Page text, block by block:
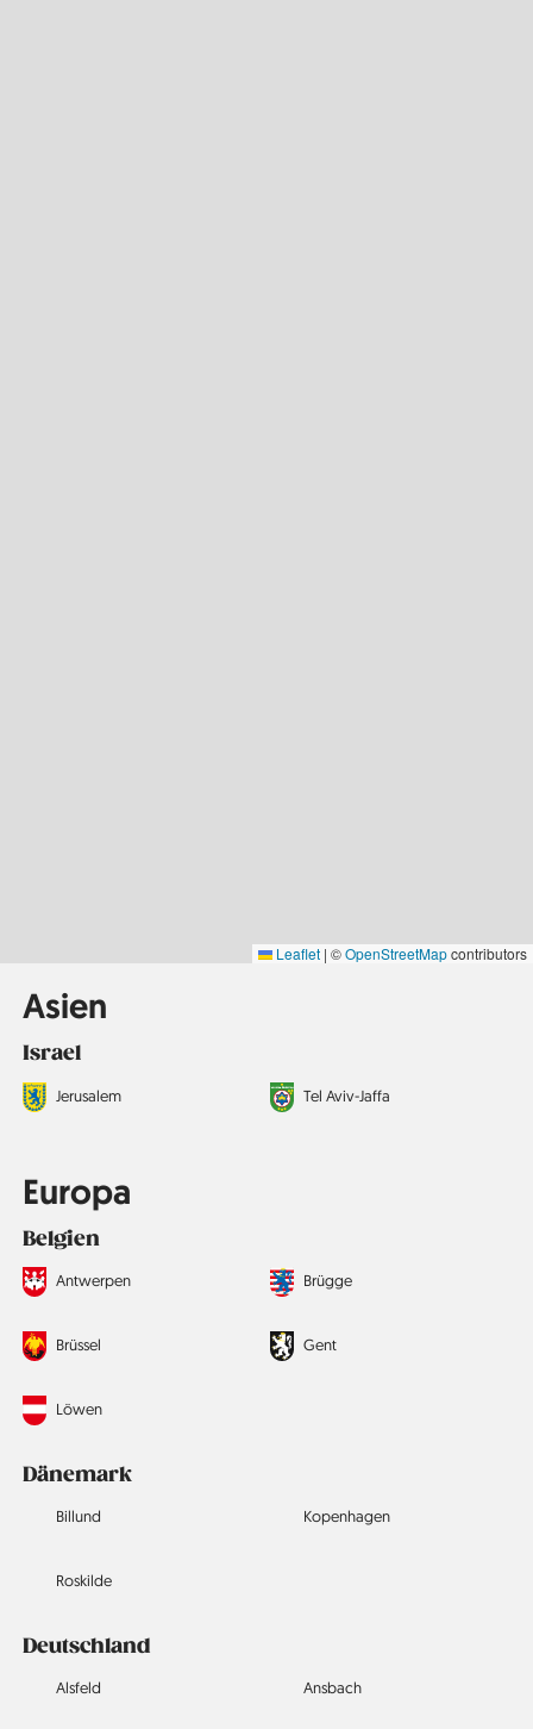
Leaflet | ©OpenStreetMapcontributors
Asien
Israel
Jerusalem Tel Aviv-Jaffa
Europa
Belgien
Antwerpen Brügge
Brüssel Gent
Löwen
Dänemark
Billund Kopenhagen
Roskilde
Deutschland
Alsfeld Ansbach